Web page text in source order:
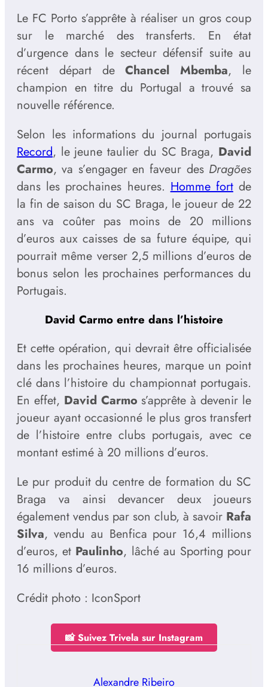
Le FC Porto s’apprête à réaliser un gros coup
sur le marché des transferts. En état
d’urgence dans le secteur défensif suite au
récent départ deChancel Mbemba, le
champion en titre du Portugal a trouvé sa
nouvelle référence.
Selon les informations du journal portugais
Record, le jeune taulier du SC Braga, David
Carmo, va s’engager en faveur des Dragões
dans les prochaines heures.Homme fortde
la fin de saison du SC Braga, le joueur de 22
ans va coûter pas moins de 20 millions
d’euros aux caisses de sa future équipe, qui
pourrait même verser 2,5 millions d’euros de
bonus selon les prochaines performances du
Portugais.
David Carmo entre dans l’histoire
Et cette opération, qui devrait être officialisée
dans les prochaines heures, marque un point
clé dans l’histoire du championnat portugais.
En effet, David Carmo s’apprête à devenir le
joueur ayant occasionné le plus gros transfert
de l’histoire entre clubs portugais, avec ce
montant estimé à 20 millions d’euros.
Le pur produit du centre de formation du SC
Braga va ainsi devancer deux joueurs
également vendus par son club, à savoir Rafa
Silva, vendu au Benfica pour 16,4 millions
d’euros, et Paulinho, lâché au Sporting pour
16 millions d’euros.
Crédit photo : IconSport
📸 Suivez Trivela sur Instagram
Alexandre Ribeiro